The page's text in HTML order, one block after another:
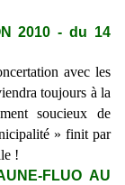
2010 - du 14
avec les
toujours à la
soucieux de
» finit par
!
FLUO AU